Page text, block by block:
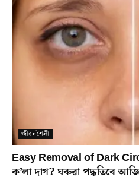
জীৱনশৈলী
Easy Removal of Dark
ক’লা দাগ? ঘৰুৱা পদ্ধতিৰে